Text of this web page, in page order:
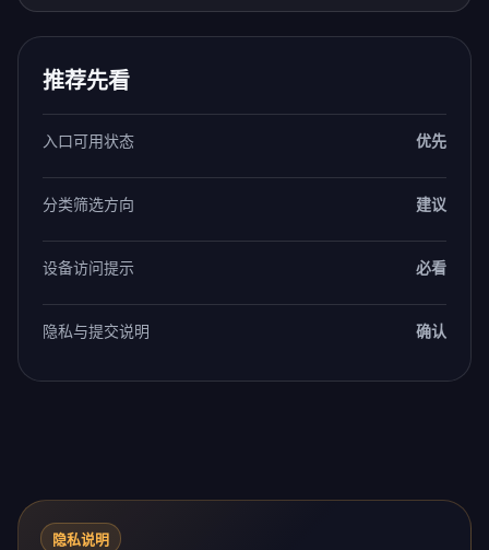
推荐先看
入口可用状态 优先
分类筛选方向 建议
设备访问提示 必看
隐私与提交说明 确认
隐私说明